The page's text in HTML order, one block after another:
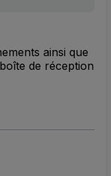
ainsi que
de réception